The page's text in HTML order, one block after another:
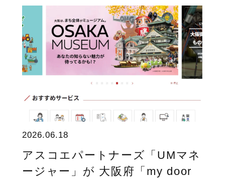
2026.06.18
アスコエパートナーズ「UMマネ
ージャー」が 大阪府「my door